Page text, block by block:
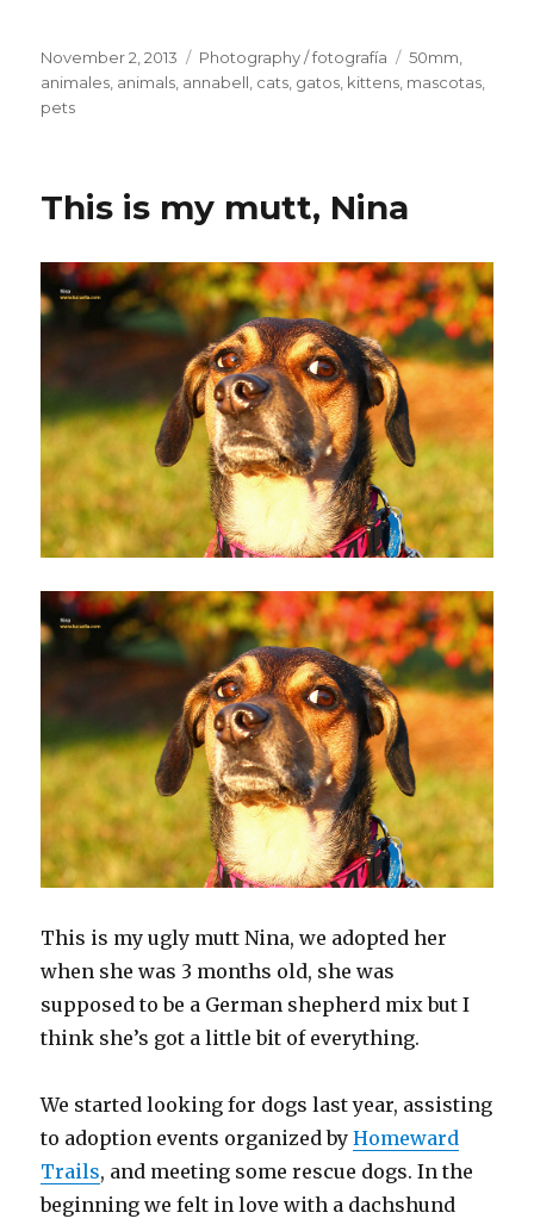
Posted
on
November 2, 2013 Categories
Photography / fotografía Tags
50mm
animales animals annabell cats gatos kittens mascotas
pets
This is my mutt, Nina
This is my ugly mutt Nina, we adopted her
when she was 3 months old, she was
supposed to be a German shepherd mix but I
think she’s got a little bit of everything.
We started looking for dogs last year, assisting
to adoption events organized byHomeward
Trails, and meeting some rescue dogs. In the
beginning we felt in love with a dachshund